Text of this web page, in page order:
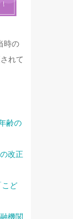
時の
れて
齢の
改正
こど
機関